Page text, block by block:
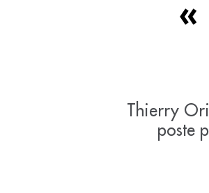
«
Thierry
poste